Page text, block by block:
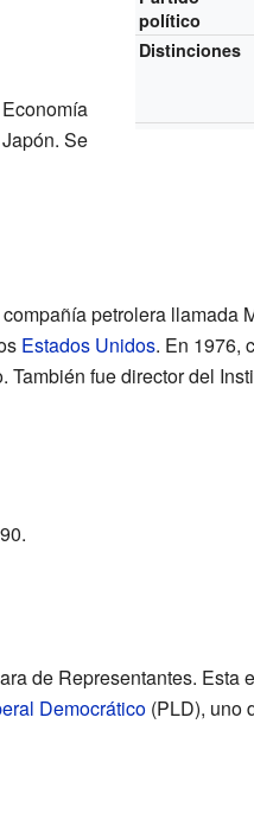
político
Distinciones
Se
petrolera llamada
Estados Unidos. En 1976,
fue director del
de Representantes. Esta
Democrático(PLD), uno